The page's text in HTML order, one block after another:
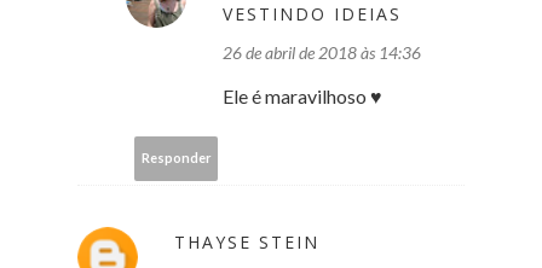
VESTINDO IDEIAS
26 de abril de 2018 às 14:36
Ele é maravilhoso ♥
Responder
THAYSE STEIN